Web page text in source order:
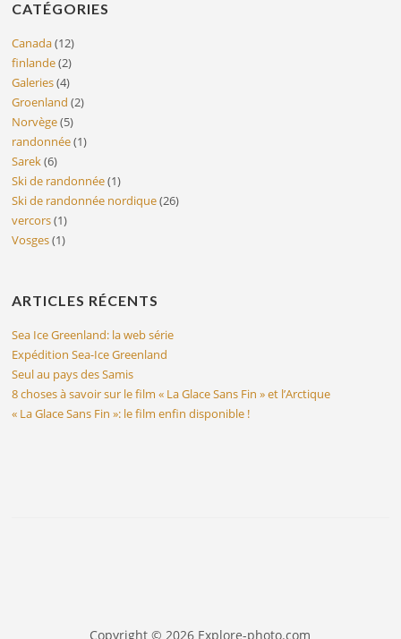
CATÉGORIES
Canada(12)
finlande(2)
Galeries(4)
Groenland (2)
Norvège(5)
randonnée(1)
Sarek(6)
Ski de randonnée(1)
Ski de randonnée nordique(26)
vercors(1)
Vosges(1)
ARTICLES RÉCENTS
Sea Ice Greenland: la web série
Expédition Sea-Ice Greenland
Seul au pays des Samis
8 choses à savoir sur le film « La Glace Sans Fin » et l’Arctique
« La Glace Sans Fin »: le film enfin disponible !
Copyright © 2026 Explore-photo.com